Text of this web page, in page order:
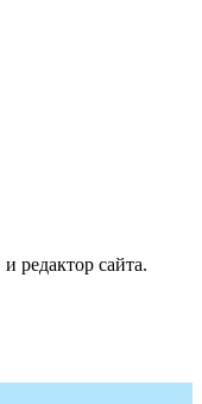
редактор сайта.